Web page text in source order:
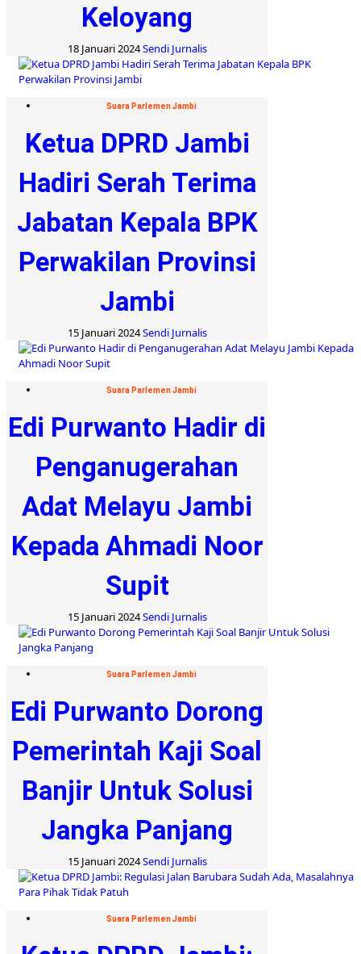
Keloyang
18 Januari 2024Sendi Jurnalis
Suara Parlemen Jambi
Ketua DPRD Jambi
Hadiri Serah Terima
Jabatan Kepala BPK
Perwakilan Provinsi
Jambi
15 Januari 2024Sendi Jurnalis
Suara Parlemen Jambi
Edi Purwanto Hadir di
Penganugerahan
Adat Melayu Jambi
Kepada Ahmadi Noor
Supit
15 Januari 2024Sendi Jurnalis
Suara Parlemen Jambi
Edi Purwanto Dorong
Pemerintah Kaji Soal
Banjir Untuk Solusi
Jangka Panjang
15 Januari 2024Sendi Jurnalis
Suara Parlemen Jambi